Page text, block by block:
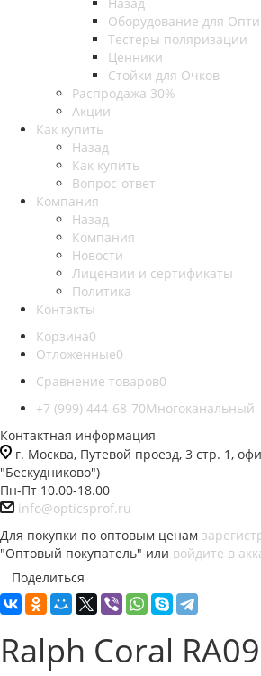
Оборудование для
Тестеры поляризации
Ценники
Стойки для Очков
Распродажа 30%
Акции
Как купить
Назад
Как купить
Вопрос-ответ
Компания
Назад
Компания
Новости
Лицензии и сертификаты
Политика
Контакты
Корзина0
Отложенные0
Сравнение товаров0
+7 (999) 444-68-70Многоканальный
Контактная информация
г. Москва, Путевой проезд, 3 стр. 1,
"Бескудниково")
Пн-Пт 10.00-18.00
info@opticsprof.ru
Для покупки по оптовым ценам
"Оптовый покупатель" или войдите в
Поделиться
Ralph Coral